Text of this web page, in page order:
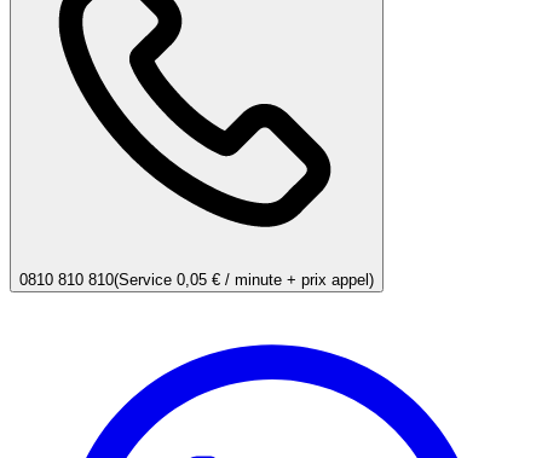
0810 810 810(Service 0,05 € / minute + prix appel)